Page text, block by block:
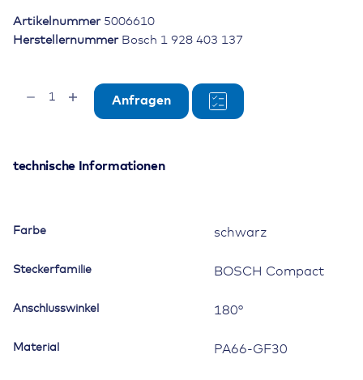
Herstellernummer Bosch 1 928 403 137
Artikelnummer 5006610
Kompaktstecker
polig,
Anfragen
technische Informationen
Farbe schwarz
Steckerfamilie BOSCH Compact
Anschlusswinkel 180°
Material PA66-GF30